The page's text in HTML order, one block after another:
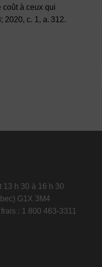
coût à ceux qui
c. 1, a. 312.
13 h 30 à 16 h 30
G1X 3M4
: 1 800 463-3311